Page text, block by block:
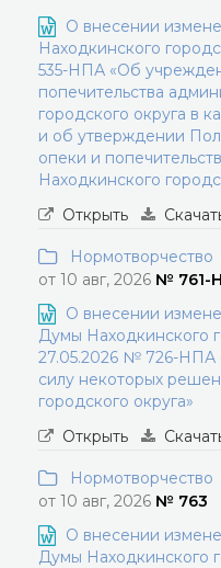
О внесении
Находкинского
535-НПА «Об
попечительства
городского округа в
и об утверждении
опеки и
Находкинского
Открыть
Нормотворчество
от 10 авг, 2026 № 761-
О внесении
Думы Находкинского
27.05.2026 № 726-НПА
силу некоторых
городского округа»
Открыть
Нормотворчество
от 10 авг, 2026 № 763
О внесении
Думы Находкинского